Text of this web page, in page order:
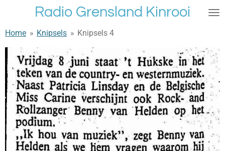
naar
de
hoofdinhoud
Radio Grensland Kinrooi
Home » Knipsels » Knipsels 4